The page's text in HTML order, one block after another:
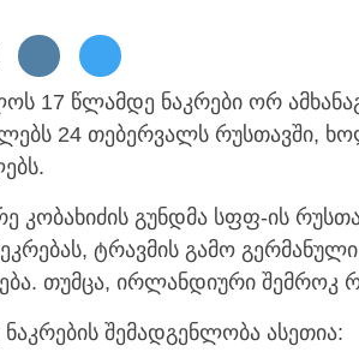
17 წლამდე ნაკრები ორ
24 თებერვალს რუსთავში,
კობახიძის გუნდმა სფფ-ის
ტრავმის გამო
თუმცა, ირლანდიური შემროკ
შემადგენლობა ასეთია: